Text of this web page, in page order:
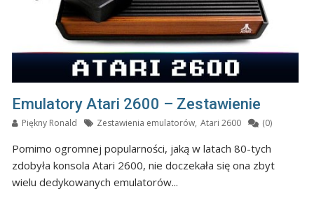
Emulatory Atari 2600 – Zestawienie
Piękny Ronald Zestawienia emulatorów, Atari 2600 (0)
Pomimo ogromnej popularności, jaką w latach 80-tych
zdobyła konsola Atari 2600, nie doczekała się ona zbyt
wielu dedykowanych emulatorów...